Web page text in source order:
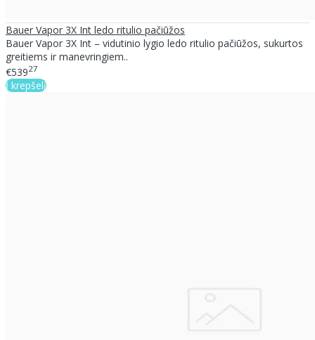
Bauer Vapor 3X Int ledo ritulio pačiūžos
Bauer Vapor 3X Int – vidutinio lygio ledo ritulio pačiūžos, sukurtos
greitiems ir manevringiem..
€53927
Į krepšelį